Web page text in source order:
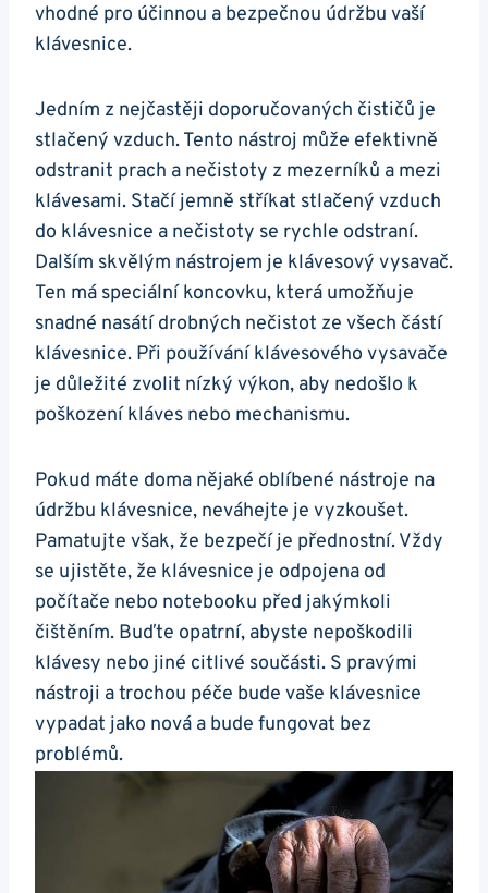
vhodné pro účinnou a bezpečnou údržbu vaší
klávesnice.
Jedním z nejčastěji doporučovaných čističů je
stlačený vzduch. Tento nástroj může efektivně
odstranit⁢ prach a nečistoty​ z mezerníků a mezi
klávesami. Stačí jemně stříkat stlačený vzduch
do klávesnice a nečistoty se rychle odstraní.
Dalším skvělým nástrojem je klávesový vysavač.
Ten má speciální koncovku, která umožňuje
snadné nasátí drobných nečistot ze všech částí
klávesnice. Při používání klávesového vysavače
je důležité zvolit nízký výkon, aby nedošlo k
poškození kláves nebo mechanismu.
Pokud máte doma nějaké oblíbené nástroje ⁤na
údržbu klávesnice, neváhejte je vyzkoušet.
Pamatujte však, že bezpečí⁤ je přednostní. ⁤Vždy
se ujistěte, že klávesnice‌ je odpojena od
počítače nebo notebooku před jakýmkoli
čištěním. Buďte opatrní, abyste ‍nepoškodili
klávesy nebo jiné⁤ citlivé‌ součásti. S pravými
nástroji ⁤a trochou péče bude vaše klávesnice
vypadat jako nová a bude fungovat bez
problémů.